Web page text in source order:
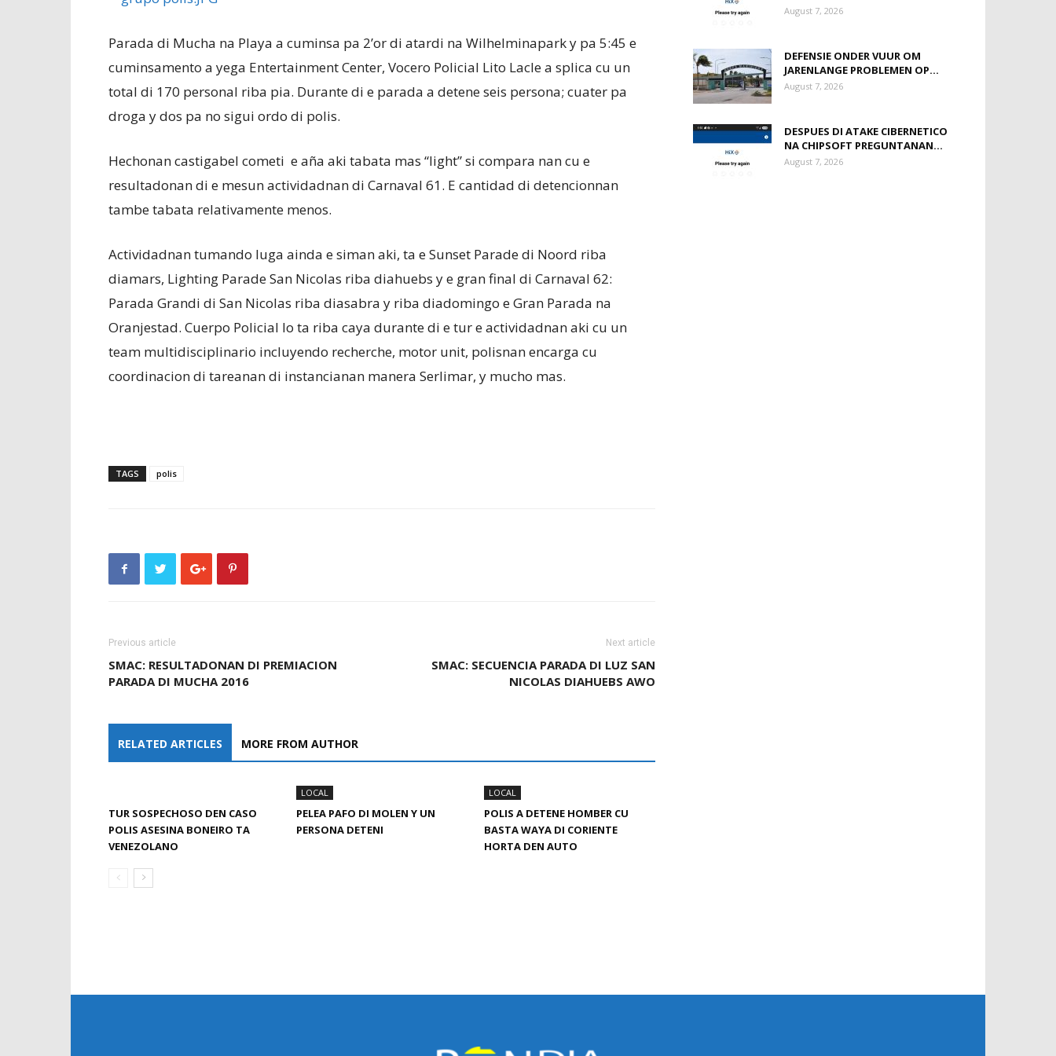
Parada di Mucha na Playa a cuminsa pa 2’or di atardi na Wilhelminapark y pa 5:45 e
cuminsamento a yega Entertainment Center, Vocero Policial Lito Lacle a splica cu un
total di 170 personal riba pia. Durante di e parada a detene seis persona; cuater pa
droga y dos pa no sigui ordo di polis.
Hechonan castigabel cometi e aña aki tabata mas “light” si compara nan cu e
resultadonan di e mesun actividadnan di Carnaval 61. E cantidad di detencionnan
tambe tabata relativamente menos.
Actividadnan tumando luga ainda e siman aki, ta e Sunset Parade di Noord riba
diamars, Lighting Parade San Nicolas riba diahuebs y e gran final di Carnaval 62:
Parada Grandi di San Nicolas riba diasabra y riba diadomingo e Gran Parada na
Oranjestad. Cuerpo Policial lo ta riba caya durante di e tur e actividadnan aki cu un
team multidisciplinario incluyendo recherche, motor unit, polisnan encarga cu
coordinacion di tareanan di instancianan manera Serlimar, y mucho mas.
TAGS polis
Previous article
SMAC: RESULTADONAN DI PREMIACION
PARADA DI MUCHA 2016
Next article
SMAC: SECUENCIA PARADA DI LUZ SAN
NICOLAS DIAHUEBS AWO
RELATED ARTICLES MORE FROM AUTHOR
TUR SOSPECHOSO DEN CASO
POLIS ASESINA BONEIRO TA
VENEZOLANO
LOCAL
PELEA PAFO DI MOLEN Y UN
PERSONA DETENI
LOCAL
POLIS A DETENE HOMBER CU
BASTA WAYA DI CORIENTE
HORTA DEN AUTO
August 7, 2026
DEFENSIE ONDER VUUR OM
JARENLANGE PROBLEMEN OP...
August 7, 2026
DESPUES DI ATAKE CIBERNETICO
NA CHIPSOFT PREGUNTANAN...
August 7, 2026